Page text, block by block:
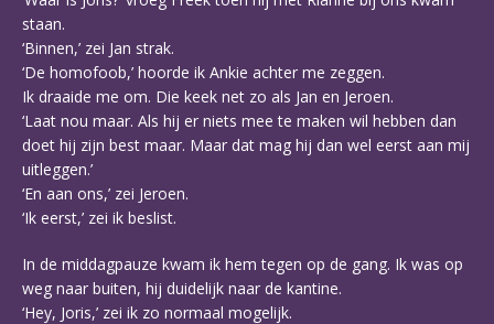
staan.
‘Binnen,’ zei Jan strak.
‘De homofoob,’ hoorde ik Ankie achter me zeggen.
Ik draaide me om. Die keek net zo als Jan en Jeroen.
‘Laat nou maar. Als hij er niets mee te maken wil hebben dan
doet hij zijn best maar. Maar dat mag hij dan wel eerst aan mij
uitleggen.’
‘En aan ons,’ zei Jeroen.
‘Ik eerst,’ zei ik beslist.
In de middagpauze kwam ik hem tegen op de gang. Ik was op
weg naar buiten, hij duidelijk naar de kantine.
‘Hey, Joris,’ zei ik zo normaal mogelijk.